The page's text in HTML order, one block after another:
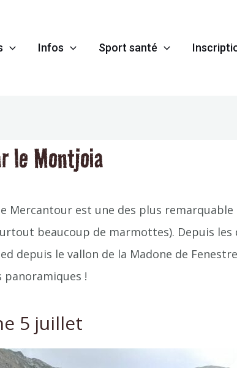
Infos Sport santé
le Montjoia
Mercantour est une des plus
beaucoup de marmottes). Depuis
depuis le vallon de la Madone de
panoramiques !
5 juillet